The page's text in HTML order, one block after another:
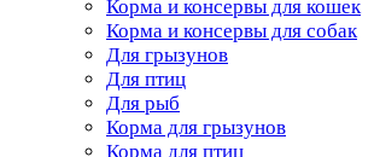
Корма и консервы для кошек
Корма и консервы для собак
Для грызунов
Для птиц
Для рыб
Корма для грызунов
Корма для птиц